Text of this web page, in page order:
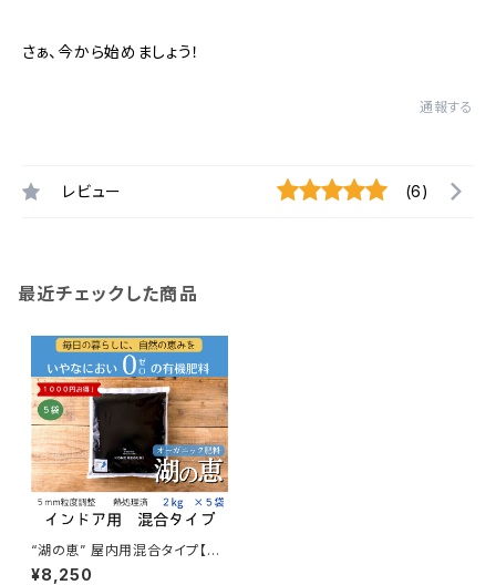
さぁ、今から始めましょう！
通報する
レビュー (6)
最近チェックした商品
“湖の恵” 屋内用混合タイプ【５
袋セット】
¥8,250